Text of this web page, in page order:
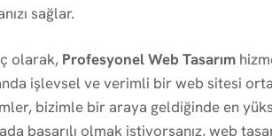
sağlar.
olarak, Profesyonel Web Tasarım
işlevsel ve verimli bir web sitesi
bizimle bir araya geldiğinde en
başarılı olmak istiyorsanız, web